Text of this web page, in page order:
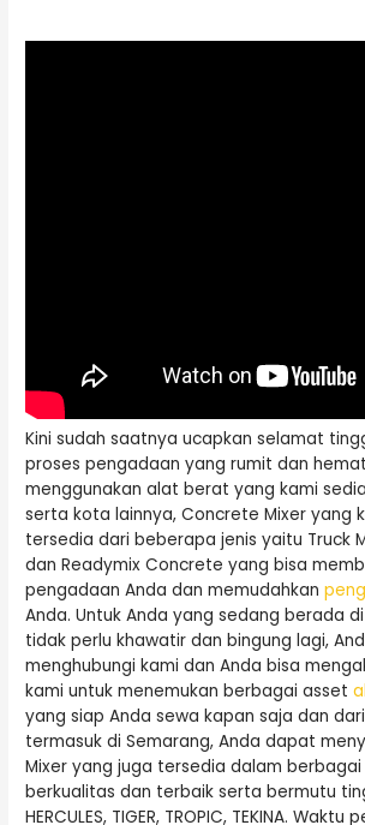
Kini sudah saatnya ucapkan selamat
proses pengadaan yang rumit dan
menggunakan alat berat yang kami
serta kota lainnya, Concrete Mixer yang
tersedia dari beberapa jenis yaitu Truck
dan Readymix Concrete yang bisa
pengadaan Anda dan memudahkan
Anda. Untuk Anda yang sedang berada
tidak perlu khawatir dan bingung lagi,
menghubungi kami dan Anda bisa
kami untuk menemukan berbagai asset
yang siap Anda sewa kapan saja dan
termasuk di Semarang, Anda dapat
Mixer yang juga tersedia dalam
berkualitas dan terbaik serta bermutu
HERCULES, TIGER, TROPIC, TEKINA.